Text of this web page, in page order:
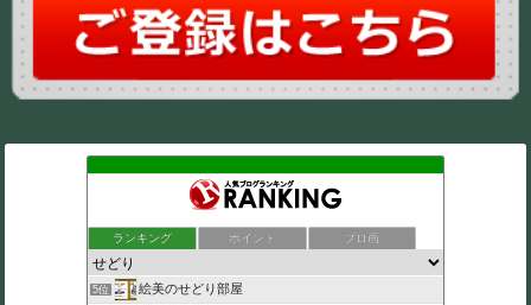
ランキング ポイント ブロ画
5位 絵美のせどり部屋